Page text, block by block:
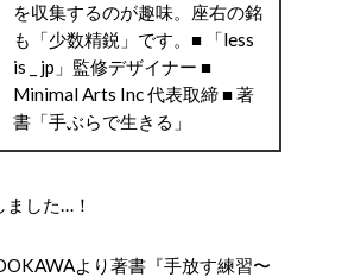
を収集するのが趣味。座右の銘
も「少数精鋭」です。■ 「less
is _ jp」監修デザイナー ■
Minimal Arts Inc 代表取締 ■ 著
書「手ぶらで生きる」
ました…！
より著書『手放す練習〜